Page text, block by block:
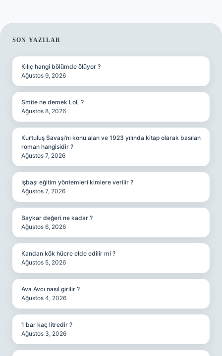
SIDEBAR
SON YAZILAR
Kılıç hangi bölümde ölüyor ?
Ağustos 9, 2026
Smite ne demek LoL ?
Ağustos 8, 2026
Kurtuluş Savaşı’nı konu alan ve 1923 yılında kitap olarak basılan
roman hangisidir ?
Ağustos 7, 2026
Işbaşı eğitim yöntemleri kimlere verilir ?
Ağustos 7, 2026
Baykar değeri ne kadar ?
Ağustos 6, 2026
Kandan kök hücre elde edilir mi ?
Ağustos 5, 2026
Ava Avcı nasıl girilir ?
Ağustos 4, 2026
1 bar kaç litredir ?
Ağustos 3, 2026